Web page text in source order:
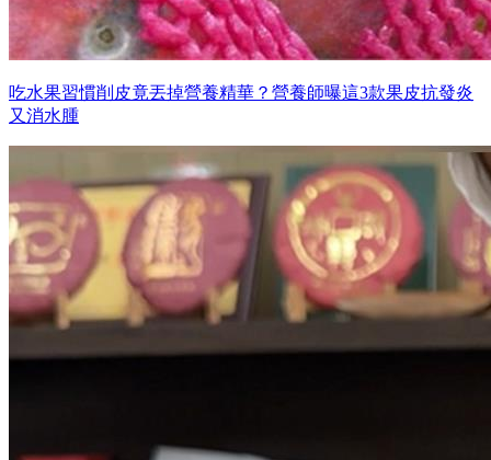
吃水果習慣削皮竟丟掉營養精華？營養師曝這3款果皮抗發炎
又消水腫